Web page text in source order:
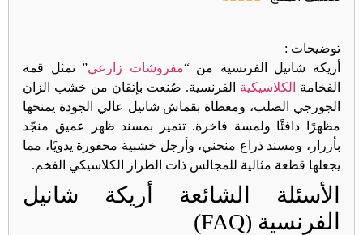
توضیحات :
أريكة شانيل الفرنسية من “مفروشات زارعي” تمثل قمة
الفخامة
الكلاسيكية الفرنسية. صُنعت بإتقان من خشب الزان
الجورجي الصلب، ومغطاة بقماش شانيل عالي الجودة يمنحها
مظهرًا دافئًا ولمسة فاخرة. تتميز بمسند ظهر عميق منجّد
بأزرار، ومسند ذراع منحني، وأرجل خشبية محفورة يدويًا، مما
يجعلها قطعة مثالية للمجالس ذات الطراز الكلاسيكي الفخم.
الأسئلة الشائعة أريكة شانيل
الفرنسية (FAQ)